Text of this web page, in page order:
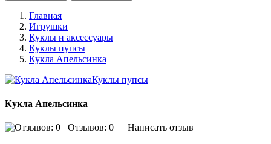
Главная
Игрушки
Куклы и аксессуары
Куклы пупсы
Кукла Апельсинка
Кукла Апельсинка
Отзывов: 0 | Написать отзыв